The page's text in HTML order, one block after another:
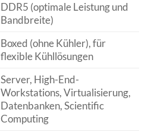
DDR5 (optimale Leistung und
Bandbreite)
Boxed (ohne Kühler), für
flexible Kühllösungen
Server, High-End-
Workstations, Virtualisierung,
Datenbanken, Scientific
Computing